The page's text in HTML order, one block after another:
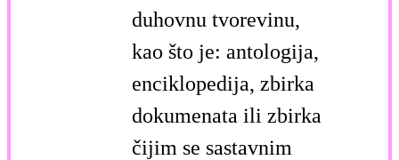
duhovnu tvorevinu,
kao što je: antologija,
enciklopedija, zbirka
dokumenata ili zbirka
čijim se sastavnim